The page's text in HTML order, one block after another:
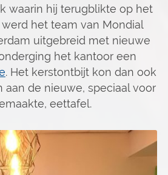
waarin hij terugblikte op het
het team van Mondial
uitgebreid met nieuwe
het kantoor een
. Het kerstontbijt kon dan ook
de nieuwe, speciaal voor
eettafel.